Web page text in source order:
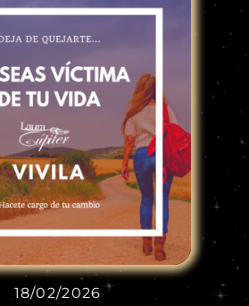
18/02/2026